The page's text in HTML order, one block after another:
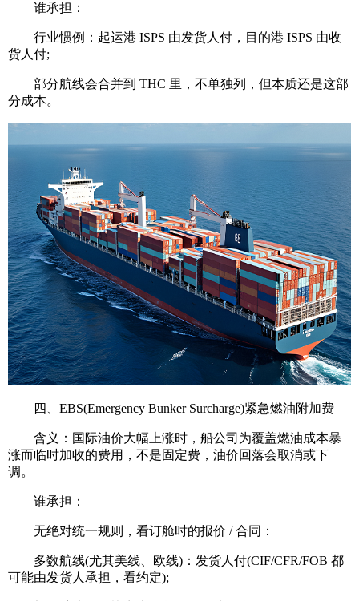
谁承担：
行业惯例：起运港 ISPS 由发货人付，目的港 ISPS 由收
货人付;
部分航线会合并到 THC 里，不单独列，但本质还是这部
分成本。
四、EBS(Emergency Bunker Surcharge)紧急燃油附加费
含义：国际油价大幅上涨时，船公司为覆盖燃油成本暴
涨而临时加收的费用，不是固定费，油价回落会取消或下
调。
谁承担：
无绝对统一规则，看订舱时的报价 / 合同：
多数航线(尤其美线、欧线)：发货人付(CIF/CFR/FOB 都
可能由发货人承担，看约定);